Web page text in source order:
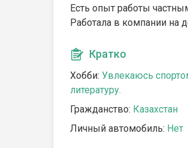
Есть опыт работы
Работала в компании на
Кратко
Хобби: Увлекаюсь
литературу.
Гражданство: Казахстан
Личный автомобиль: Нет